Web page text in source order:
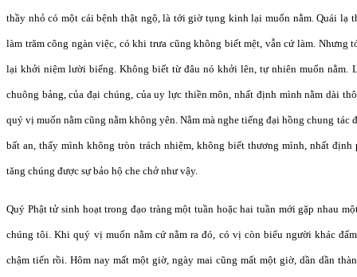
thầy nhỏ có một cái bệnh thật ngộ, là tới giờ tụng kinh lại muốn nằm. Quái lạ
làm trăm công ngàn việc, có khi trưa cũng không biết mệt, vẫn cứ làm. Nhưng
lại khởi niệm lười biếng. Không biết từ đâu nó khởi lên, tự nhiên muốn nằm.
chuông bảng, của đại chúng, của uy lực thiền môn, nhất định mình nằm dài
quý vị muốn nằm cũng nằm không yên. Nằm mà nghe tiếng đại hồng chung tác
bất an, thấy mình không tròn trách nhiệm, không biết thương mình, nhất
tăng chúng được sự bảo hộ che chở như vậy.
Quý Phật tử sinh hoạt trong đạo tràng một tuần hoặc hai tuần mới gặp nhau
chúng tôi. Khi quý vị muốn nằm cứ nằm ra đó, có vị còn biểu người khác
chậm tiến rồi. Hôm nay mất một giờ, ngày mai cũng mất một giờ, dần dần